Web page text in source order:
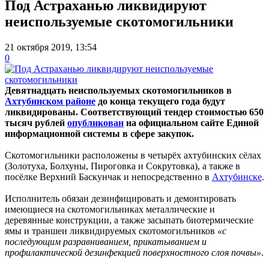
Под Астраханью ликвидируют
неиспользуемые скотомогильники
21 октября 2019, 13:54
0
Девятнадцать неиспользуемых скотомогильников в
Ахтубинском районе до конца текущего года будут
ликвидированы. Соответствующий тендер стоимостью 650
тысяч рублей опубликован на официальном сайте Единой
информационной системы в сфере закупок.
Скотомогильники расположены в четырёх ахтубинских сёлах
(Золотуха, Болхуны, Пироговка и Сокрутовка), а также в
посёлке Верхний Баскунчак и непосредственно в Ахтубинске.
Исполнитель обязан дезинфицировать и демонтировать
имеющиеся на скотомогильниках металлические и
деревянные конструкции, а также засыпать биотермические
ямы и траншеи ликвидируемых скотомогильников «с
последующим разравниванием, прикатыванием и
профилактической дезинфекцией поверхностного слоя почвы».